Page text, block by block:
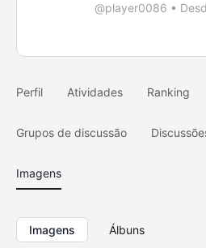
@player0086 •
Perfil Atividades Ranking
Grupos de discussão
Imagens
Imagens Álbuns